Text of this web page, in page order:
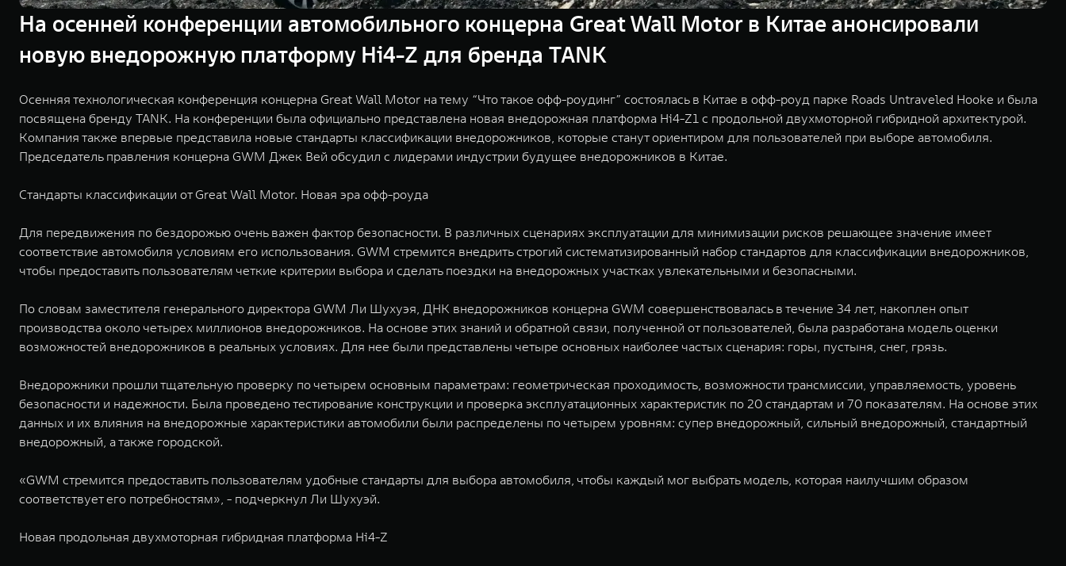
На осенней конференции автомобильного концерна Great Wall Motor в Китае анонсировали
новую внедорожную платформу Hi4-Z для бренда TANK
Осенняя технологическая конференция концерна Great Wall Motor на тему “Что такое офф-роудинг” состоялась в Китае в офф-роуд парке Roads Untraveled Hooke и была
посвящена бренду TANK. На конференции была официально представлена новая внедорожная платформа Hi4-Z1 с продольной двухмоторной гибридной архитектурой.
Компания также впервые представила новые стандарты классификации внедорожников, которые станут ориентиром для пользователей при выборе автомобиля.
Председатель правления концерна GWM Джек Вей обсудил с лидерами индустрии будущее внедорожников в Китае.
Стандарты классификации от Great Wall Motor. Новая эра офф-роуда
Для передвижения по бездорожью очень важен фактор безопасности. В различных сценариях эксплуатации для минимизации рисков решающее значение имеет
соответствие автомобиля условиям его использования. GWM стремится внедрить строгий систематизированный набор стандартов для классификации внедорожников,
чтобы предоставить пользователям четкие критерии выбора и сделать поездки на внедорожных участках увлекательными и безопасными.
По словам заместителя генерального директора GWM Ли Шухуэя, ДНК внедорожников концерна GWM совершенствовалась в течение 34 лет, накоплен опыт
производства около четырех миллионов внедорожников. На основе этих знаний и обратной связи, полученной от пользователей, была разработана модель оценки
возможностей внедорожников в реальных условиях. Для нее были представлены четыре основных наиболее частых сценария: горы, пустыня, снег, грязь.
Внедорожники прошли тщательную проверку по четырем основным параметрам: геометрическая проходимость, возможности трансмиссии, управляемость, уровень
безопасности и надежности. Была проведено тестирование конструкции и проверка эксплуатационных характеристик по 20 стандартам и 70 показателям. На основе этих
данных и их влияния на внедорожные характеристики автомобили были распределены по четырем уровням: супер внедорожный, сильный внедорожный, стандартный
внедорожный, а также городской.
«GWM стремится предоставить пользователям удобные стандарты для выбора автомобиля, чтобы каждый мог выбрать модель, которая наилучшим образом
соответствует его потребностям», - подчеркнул Ли Шухуэй.
Новая продольная двухмоторная гибридная платформа Hi4-Z